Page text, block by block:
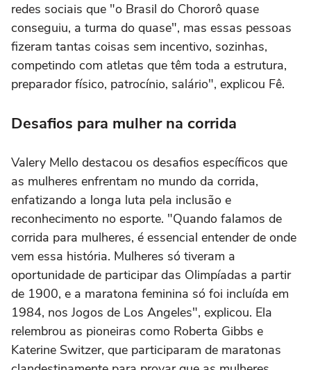
redes sociais que "o Brasil do Chororô quase
conseguiu, a turma do quase", mas essas pessoas
fizeram tantas coisas sem incentivo, sozinhas,
competindo com atletas que têm toda a estrutura,
preparador físico, patrocínio, salário", explicou Fê.
Desafios para mulher na corrida
Valery Mello destacou os desafios específicos que
as mulheres enfrentam no mundo da corrida,
enfatizando a longa luta pela inclusão e
reconhecimento no esporte. "Quando falamos de
corrida para mulheres, é essencial entender de onde
vem essa história. Mulheres só tiveram a
oportunidade de participar das Olimpíadas a partir
de 1900, e a maratona feminina só foi incluída em
1984, nos Jogos de Los Angeles", explicou. Ela
relembrou as pioneiras como Roberta Gibbs e
Katerine Switzer, que participaram de maratonas